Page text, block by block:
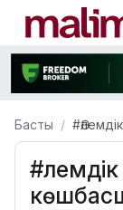
Басты